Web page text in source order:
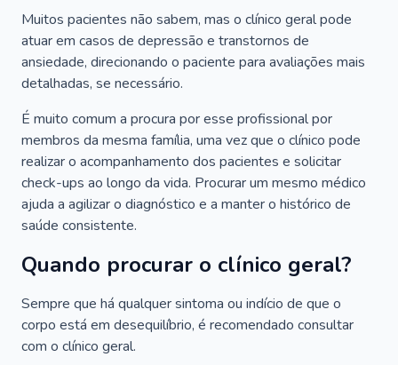
Muitos pacientes não sabem, mas o clínico geral pode
atuar em casos de depressão e transtornos de
ansiedade, direcionando o paciente para avaliações mais
detalhadas, se necessário.
É muito comum a procura por esse profissional por
membros da mesma família, uma vez que o clínico pode
realizar o acompanhamento dos pacientes e solicitar
check-ups ao longo da vida. Procurar um mesmo médico
ajuda a agilizar o diagnóstico e a manter o histórico de
saúde consistente.
Quando procurar o clínico geral?
Sempre que há qualquer sintoma ou indício de que o
corpo está em desequilíbrio, é recomendado consultar
com o clínico geral.